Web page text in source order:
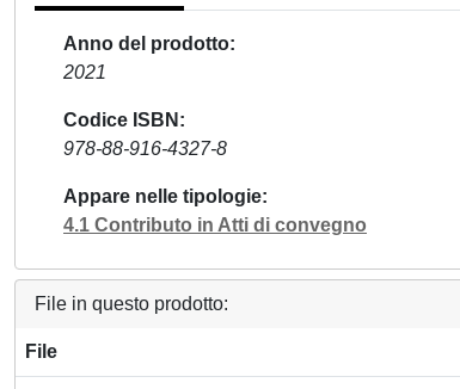
Anno del prodotto
2021
Codice ISBN
978-88-916-4327-8
Appare nelle tipologie
4.1 Contributo in Atti di convegno
File in questo prodotto:
File